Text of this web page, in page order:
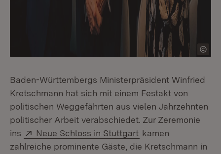
Baden-Württembergs Ministerpräsident Winfried
Kretschmann hat sich mit einem Festakt von
politischen Weggefährten aus vielen Jahrzehnten
politischer Arbeit verabschiedet. Zur Zeremonie
ins
Extern:
Neue Schloss in Stuttgart (Öffnet in neuem
kamen
zahlreiche prominente Gäste, die Kretschmann in